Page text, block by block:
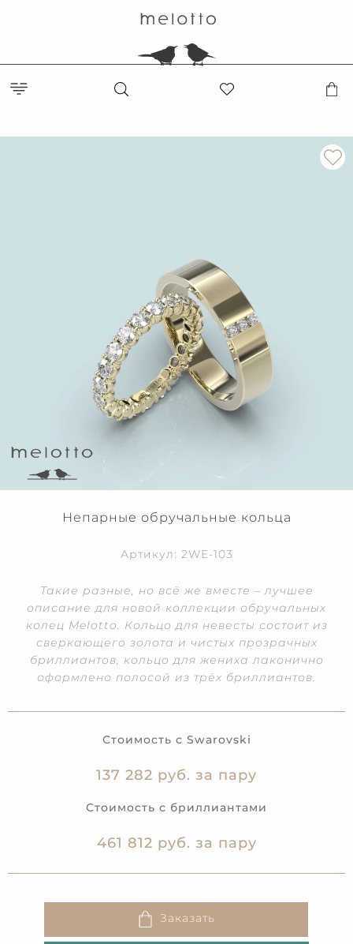
Непарные обручальные кольца
Артикул: 2WE-103
Такие разные, но всё же вместе – лучшее
описание для новой коллекции обручальных
колец Melotto. Кольцо для невесты состоит из
сверкающего золота и чистых прозрачных
бриллиантов, кольцо для жениха лаконично
оформлено полосой из трёх бриллиантов.
Стоимость с Swarovski
137 282 руб. за пару
Стоимость с бриллиантами
461 812 руб. за пару
Заказать